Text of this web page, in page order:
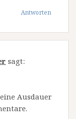
Antworten
sagt:
Ausdauer